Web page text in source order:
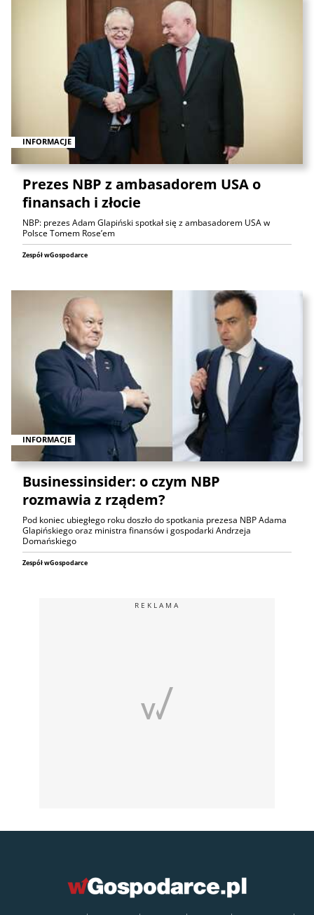
INFORMACJE
Prezes NBP z ambasadorem USA o
finansach i złocie
NBP: prezes Adam Glapiński spotkał się z ambasadorem USA w
Polsce Tomem Rose’em
Zespół wGospodarce
INFORMACJE
Businessinsider: o czym NBP
rozmawia z rządem?
Pod koniec ubiegłego roku doszło do spotkania prezesa NBP Adama
Glapińskiego oraz ministra finansów i gospodarki Andrzeja
Domańskiego
Zespół wGospodarce
REKLAMA